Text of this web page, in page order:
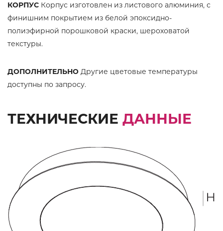
КОРПУС Корпус изготовлен из листового алюминия, с
финишним покрытием из белой эпоксидно-
полиэфирной порошковой краски, шероховатой
текстуры.
ДОПОЛНИТЕЛЬНО Другие цветовые температуры
доступны по запросу.
ТЕХНИЧЕСКИЕ ДАННЫЕ